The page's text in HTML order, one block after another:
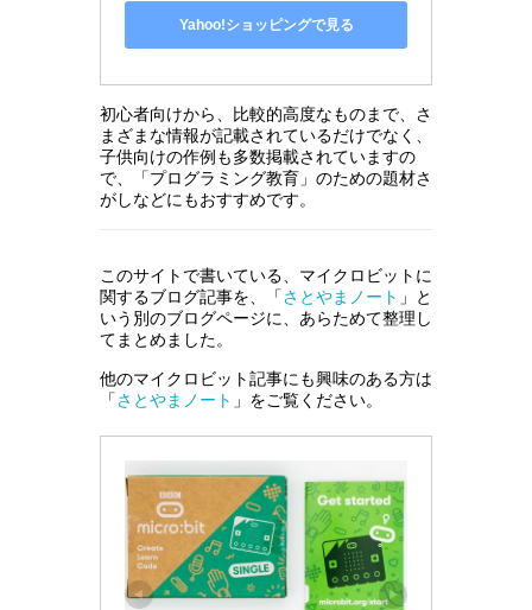
Yahoo!ショッピングで見る
初心者向けから、比較的高度なものまで、さ
まざまな情報が記載されているだけでなく、
子供向けの作例も多数掲載されていますの
で、「プログラミング教育」のための題材さ
がしなどにもおすすめです。
このサイトで書いている、マイクロビットに
関するブログ記事を、「さとやまノート 」と
いう別のブログページに、あらためて整理し
てまとめました。
他のマイクロビット記事にも興味のある方は
「さとやまノート 」をご覧ください。